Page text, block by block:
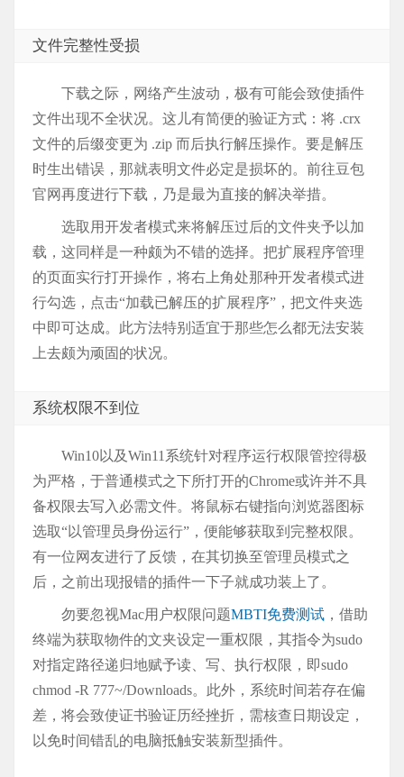
文件完整性受损
下载之际，网络产生波动，极有可能会致使插件
文件出现不全状况。这儿有简便的验证方式：将 .crx
文件的后缀变更为 .zip 而后执行解压操作。要是解压
时生出错误，那就表明文件必定是损坏的。前往豆包
官网再度进行下载，乃是最为直接的解决举措。
选取用开发者模式来将解压过后的文件夹予以加
载，这同样是一种颇为不错的选择。把扩展程序管理
的页面实行打开操作，将右上角处那种开发者模式进
行勾选，点击“加载已解压的扩展程序”，把文件夹选
中即可达成。此方法特别适宜于那些怎么都无法安装
上去颇为顽固的状况。
系统权限不到位
Win10以及Win11系统针对程序运行权限管控得极
为严格，于普通模式之下所打开的Chrome或许并不具
备权限去写入必需文件。将鼠标右键指向浏览器图标
选取“以管理员身份运行”，便能够获取到完整权限。
有一位网友进行了反馈，在其切换至管理员模式之
后，之前出现报错的插件一下子就成功装上了。
勿要忽视Mac用户权限问题MBTI免费测试 ，借助
终端为获取物件的文夹设定一重权限，其指令为sudo
对指定路径递归地赋予读、写、执行权限，即sudo
chmod -R 777~/Downloads。此外，系统时间若存在偏
差，将会致使证书验证历经挫折，需核查日期设定，
以免时间错乱的电脑抵触安装新型插件。